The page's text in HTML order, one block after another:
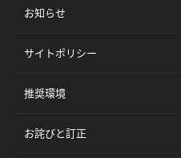
お知らせ
サイトポリシー
推奨環境
お詫びと訂正